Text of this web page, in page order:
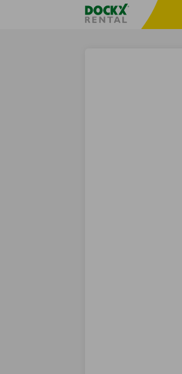
Taalselectie overslaanFratello DEMO